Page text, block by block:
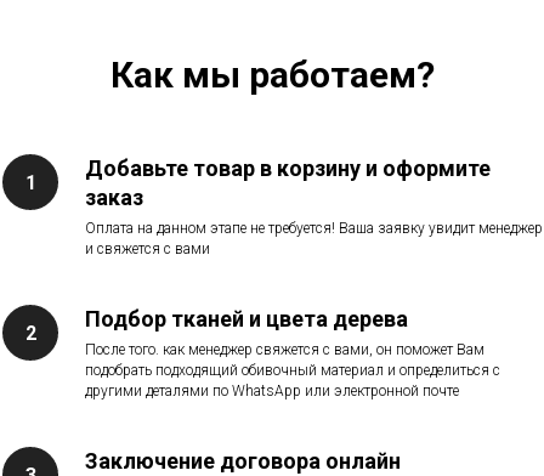
Как мы работаем?
Добавьте товар в корзину и оформите
заказ
Оплата на данном этапе не требуется! Ваша заявку увидит менеджер
и свяжется с вами
Подбор тканей и цвета дерева
После того. как менеджер свяжется с вами, он поможет Вам
подобрать подходящий обивочный материал и определиться с
другими деталями по WhatsApp или электронной почте
Заключение договора онлайн